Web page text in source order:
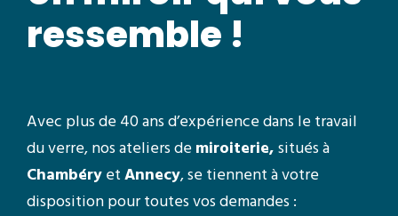
ressemble !
Avec plus de 40 ans d’expérience dans le travail
du verre, nos ateliers demiroiterie,situés à
ChambéryetAnnecy, se tiennent à votre
disposition pour toutes vos demandes :